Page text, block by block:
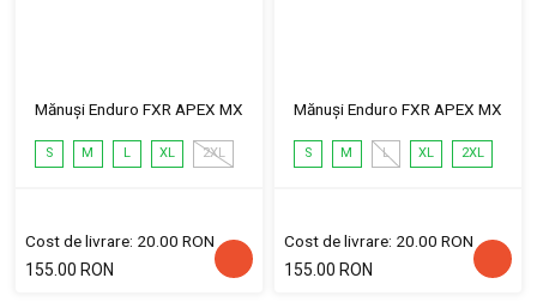
Mănuși Enduro FXR APEX MX
S M L XL 2XL
Cost de livrare: 20.00 RON
155.00 RON
Mănuși Enduro FXR APEX MX
S M L XL 2XL
Cost de livrare: 20.00 RON
155.00 RON